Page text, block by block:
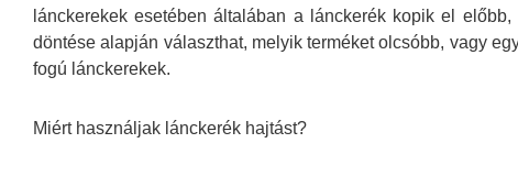
lánckerekek esetében általában a lánckerék kopik el
döntése alapján választhat, melyik terméket olcsóbb, vagy
fogú lánckerekek.
Miért használjak lánckerék hajtást?